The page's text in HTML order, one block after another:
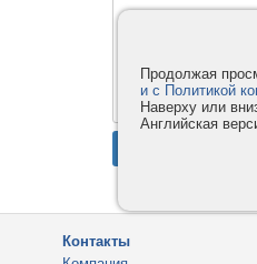
Контакты
Продолжая
и с Политикой
Наверху или
Английская